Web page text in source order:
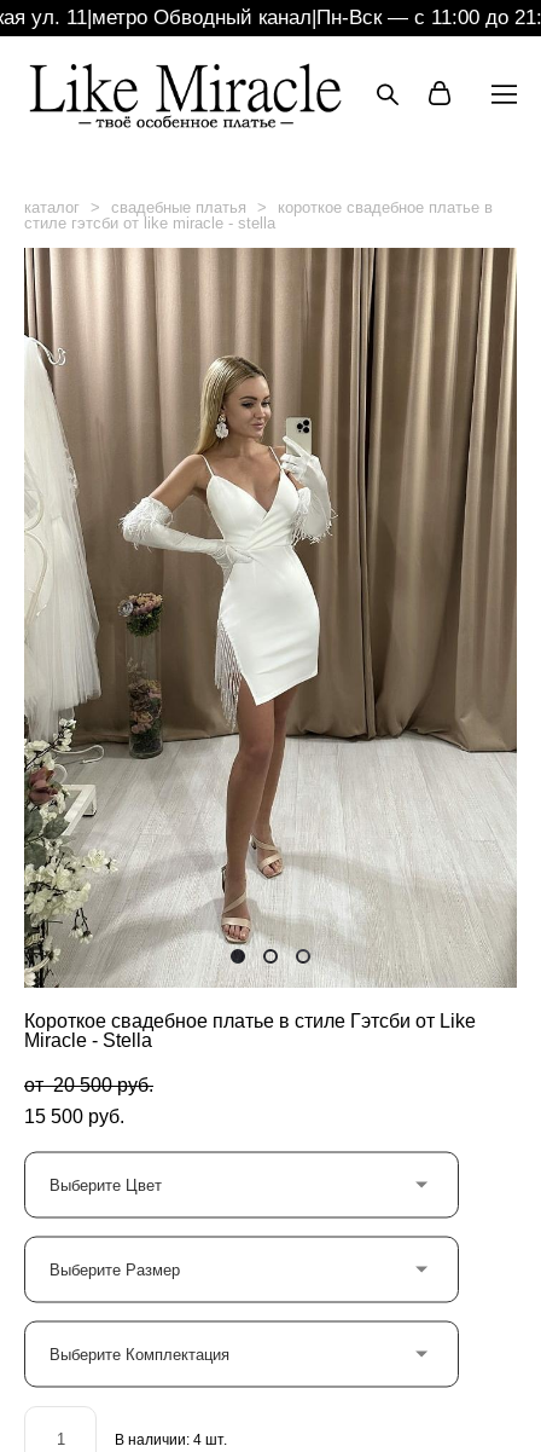
ул. 11 |метро Обводный канал|Пн-Вск — с 11:00 до 21:00
каталог > свадебные платья >
короткое свадебное платье в
стиле гэтсби от like miracle - stella
Короткое свадебное платье в стиле Гэтсби от Like
Miracle - Stella
от 20 500 pуб.
15 500 pуб.
Выберите Цвет
Выберите Размер
Выберите Комплектация
В наличии: 4 шт.